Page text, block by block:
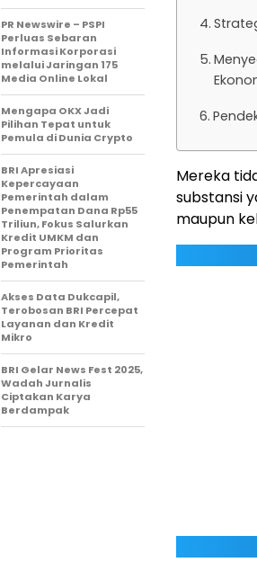
Mereka
substansi
maupun
PR Newswire – PSPI
Perluas Sebaran
Informasi Korporasi
melalui Jaringan 175
Media Online Lokal
Mengapa OKX Jadi
Pilihan Tepat untuk
Pemula di Dunia Crypto
BRI Apresiasi
Kepercayaan
Pemerintah dalam
Penempatan Dana Rp55
Triliun, Fokus Salurkan
Kredit UMKM dan
Program Prioritas
Pemerintah
Akses Data Dukcapil,
Terobosan BRI Percepat
Layanan dan Kredit
Mikro
BRI Gelar News Fest 2025,
Wadah Jurnalis
Ciptakan Karya
Berdampak